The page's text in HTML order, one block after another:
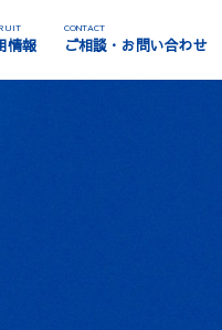
情報
CONTACT
ご相談・お問い合わせ